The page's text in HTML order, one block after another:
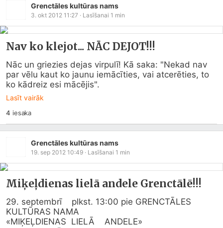
Grenctāles kultūras nams
3. okt 2012 11:27 · Lasīšanai 1 min
Nav ko klejot... NĀC DEJOT!!!
Nāc un griezies dejas virpulī! Kā saka: "Nekad nav
par vēlu kaut ko jaunu iemācīties, vai atcerēties, to
ko kādreiz esi mācējis".
Lasīt vairāk
4 iesaka
Grenctāles kultūras nams
19. sep 2012 10:49 · Lasīšanai 1 min
Miķeļdienas lielā andele Grenctālē!!!
29. septembrī    plkst. 13:00 pie GRENCTĀLES
KULTŪRAS NAMA
«MIĶEĻDIENAS  LIELĀ    ANDELE»